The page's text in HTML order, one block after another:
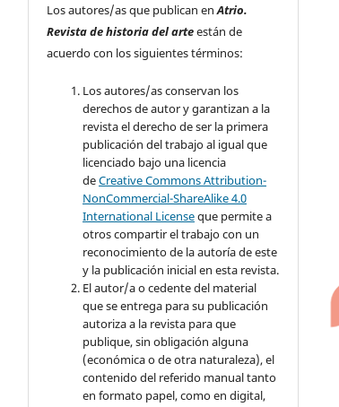
Los autores/as que publican enAtrio.
Revista de historia del arteestán de
acuerdo con los siguientes términos:
Los autores/as conservan los
derechos de autor y garantizan a la
revista el derecho de ser la primera
publicación del trabajo al igual que
licenciado bajo una licencia
deCreative Commons Attribution-
NonCommercial-ShareAlike 4.0
International Licenseque permite a
otros compartir el trabajo con un
reconocimiento de la autoría de este
y la publicación inicial en esta revista.
El autor/a o cedente del material
que se entrega para su publicación
autoriza a la revista para que
publique, sin obligación alguna
(económica o de otra naturaleza), el
contenido del referido manual tanto
en formato papel, como en digital,